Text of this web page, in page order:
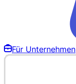
Für Unternehmen